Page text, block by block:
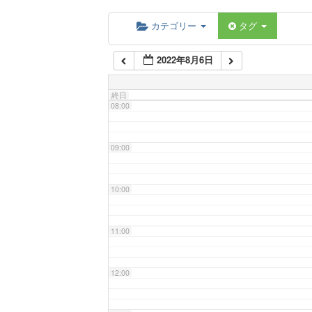
カテゴリー タグ
2022年8月6日
終日
07:00
08:00
09:00
10:00
11:00
12:00